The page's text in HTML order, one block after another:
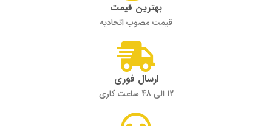
بهترین قیمت
قیمت مصوب اتحادیه
ارسال فوری
12 الی 48 ساعت کاری